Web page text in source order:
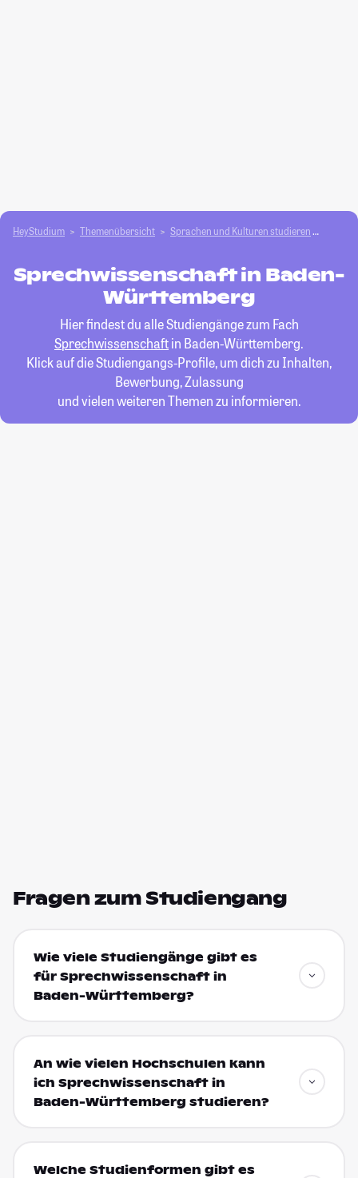
HeyStudium Themenübersicht Sprachen und Kulturen studieren
Sprechwissenschaft in Baden-
Württemberg
Hier findest du alle Studiengänge zum Fach
Sprechwissenschaftin Baden-Württemberg.
Klick auf die Studiengangs-Profile, um dich zu Inhalten,
Bewerbung, Zulassung
und vielen weiteren Themen zu informieren.
Fragen zum Studiengang
Wie viele Studiengänge gibt es
für Sprechwissenschaft in
Baden-Württemberg?
An wie vielen Hochschulen kann
ich Sprechwissenschaft in
Baden-Württemberg studieren?
Welche Studienformen gibt es